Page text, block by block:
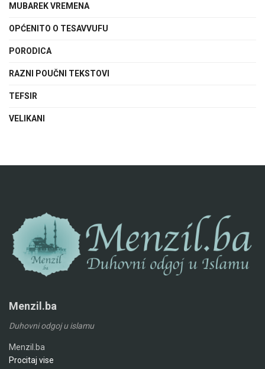
MUBAREK VREMENA
OPĆENITO O TESAVVUFU
PORODICA
RAZNI POUČNI TEKSTOVI
TEFSIR
VELIKANI
Menzil.ba
Duhovni odgoj u islamu
Menzil.ba
Procitaj vise